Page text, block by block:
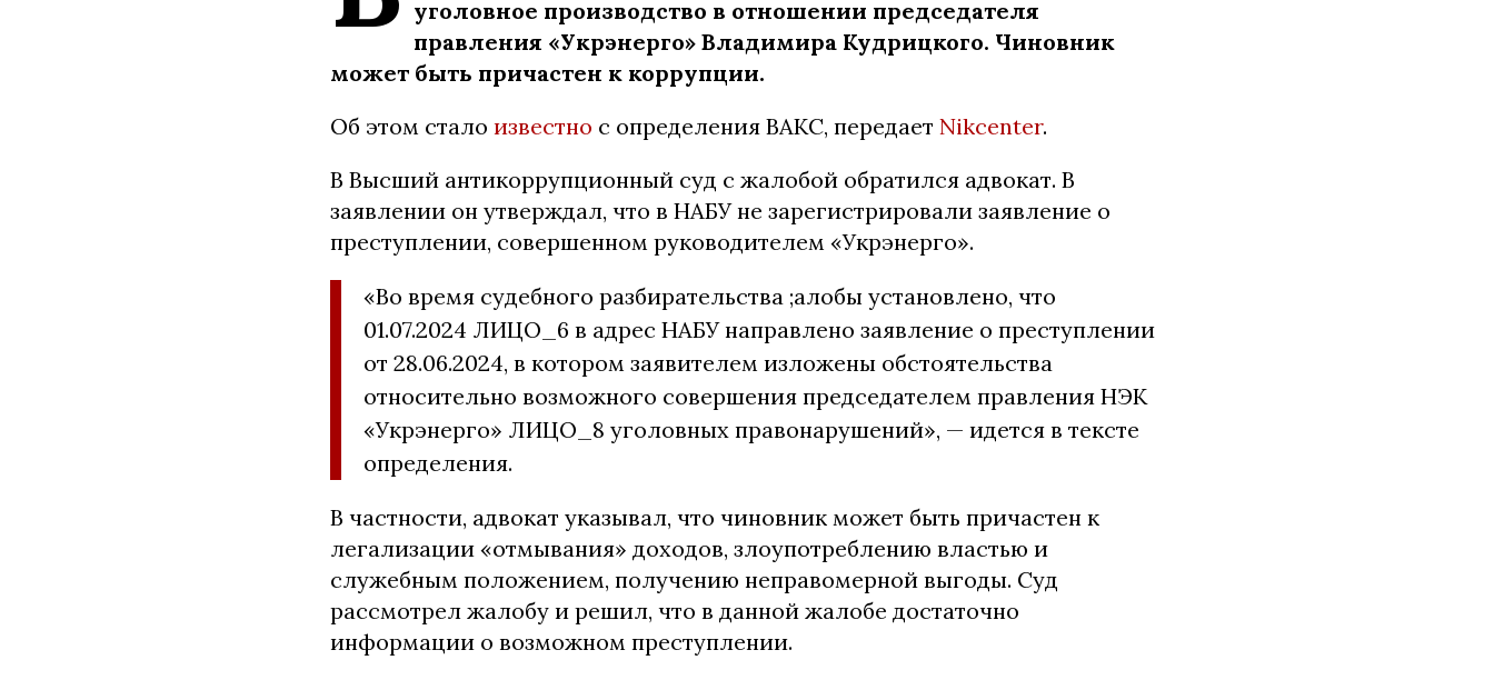
уголовное производство в отношении председателя
правления «Укрэнерго» Владимира Кудрицкого. Чиновник
может быть причастен к коррупции.
Об этом стало известно с определения ВАКС, передает Nikcenter.
В Высший антикоррупционный суд с жалобой обратился адвокат. В
заявлении он утверждал, что в НАБУ не зарегистрировали заявление о
преступлении, совершенном руководителем «Укрэнерго».
«Во время судебного разбирательства ;алобы установлено, что
01.07.2024 ЛИЦО_6 в адрес НАБУ направлено заявление о преступлении
от 28.06.2024, в котором заявителем изложены обстоятельства
относительно возможного совершения председателем правления НЭК
«Укрэнерго» ЛИЦО_8 уголовных правонарушений», — идетcя в тексте
определения.
В частности, адвокат указывал, что чиновник может быть причастен к
легализации «отмывания» доходов, злоупотреблению властью и
служебным положением, получению неправомерной выгоды. Суд
рассмотрел жалобу и решил, что в данной жалобе достаточно
информации о возможном преступлении.